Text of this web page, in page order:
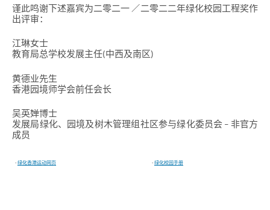
谨此鸣谢下述嘉宾为二零二一 ／二零二二年绿化校园工程奖作
出评审：
江琳女士
教育局总学校发展主任(中西及南区)
黄德业先生
香港园境师学会前任会长
吴英婵博士
发展局绿化、园境及树木管理组社区参与绿化委员会 – 非官方
成员
- 绿化香港运动网页 - 绿化校园手册